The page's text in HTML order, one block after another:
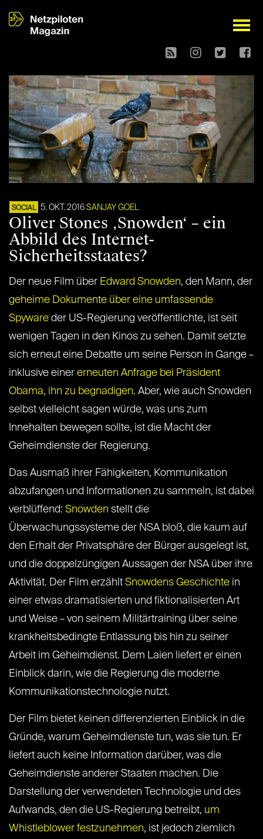
open
SOCIAL 5. OKT. 2016 SANJAY GOEL
Oliver Stones ‚Snowden‘ – ein
Abbild des Internet-
Sicherheitsstaates?
Der neue Film über Edward Snowden, den Mann, der
geheime Dokumente über eine umfassende
Spyware der US-Regierung veröffentlichte, ist seit
wenigen Tagen in den Kinos zu sehen. Damit setzte
sich erneut eine Debatte um seine Person in Gange –
inklusive einer erneuten Anfrage bei Präsident
Obama, ihn zu begnadigen. Aber, wie auch Snowden
selbst vielleicht sagen würde, was uns zum
Innehalten bewegen sollte, ist die Macht der
Geheimdienste der Regierung.
Das Ausmaß ihrer Fähigkeiten, Kommunikation
abzufangen und Informationen zu sammeln, ist dabei
verblüffend: Snowden stellt die
Überwachungssysteme der NSA bloß, die kaum auf
den Erhalt der Privatsphäre der Bürger ausgelegt ist,
und die doppelzüngigen Aussagen der NSA über ihre
Aktivität. Der Film erzählt Snowdens Geschichte in
einer etwas dramatisierten und fiktionalisierten Art
und Weise – von seinem Militärtraining über seine
krankheitsbedingte Entlassung bis hin zu seiner
Arbeit im Geheimdienst. Dem Laien liefert er einen
Einblick darin, wie die Regierung die moderne
Kommunikationstechnologie nutzt.
Der Film bietet keinen differenzierten Einblick in die
Gründe, warum Geheimdienste tun, was sie tun. Er
liefert auch keine Information darüber, was die
Geheimdienste anderer Staaten machen. Die
Darstellung der verwendeten Technologie und des
Aufwands, den die US-Regierung betreibt, um
Whistleblower festzunehmen, ist jedoch ziemlich